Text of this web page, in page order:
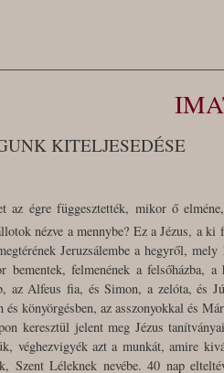
KITELJESEDÉSE
az égre függesztették, mikor ő
nézve a mennybe? Ez a Jézus, a
Jeruzsálembe a hegyről,
felmenének a felsőházba,
az Alfeus fia, és Simon, a zelóta, és
és könyörgésben, az asszonyokkal és
keresztül jelent meg Jézus
véghezvigyék azt a munkát, amire
Szent Léleknek nevébe. 40 nap